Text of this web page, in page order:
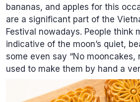
bananas, and apples for this
are a significant part of the
Festival nowadays. People think
indicative of the moon’s quiet,
some even say “No mooncakes,
used to make them by hand a